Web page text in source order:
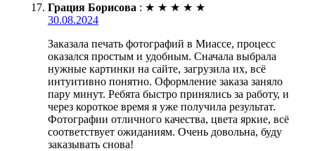
Грация Борисова : ★ ★ ★ ★ ★
30.08.2024
Заказала печать фотографий в Миассе, процесс
оказался простым и удобным. Сначала выбрала
нужные картинки на сайте, загрузила их, всё
интуитивно понятно. Оформление заказа заняло
пару минут. Ребята быстро принялись за работу, и
через короткое время я уже получила результат.
Фотографии отличного качества, цвета яркие, всё
соответствует ожиданиям. Очень довольна, буду
заказывать снова!